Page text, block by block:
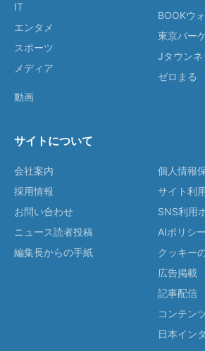
IT
エンタメ
スポーツ
メディア
動画
BOOKウ
東京バー
Jタウンネ
ゼロまる
サイトについて
会社案内
採用情報
お問い合わせ
ニュース読者投稿
編集長からの手紙
個人情報
サイト利
SNS利用
AIポリシー
クッキー
広告掲載
記事配信
コンテン
日本イン